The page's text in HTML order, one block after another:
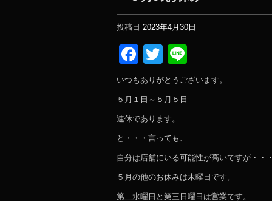
投稿日 2023年4月30日
Facebook
Twitter
いつもありがとうございます。
５月１日～５月５日
連休であります。
と・・・言っても、
自分は店舗にいる可能性が高いですが・・
５月の他のお休みは木曜日です。
第二水曜日と第三日曜日は営業です。